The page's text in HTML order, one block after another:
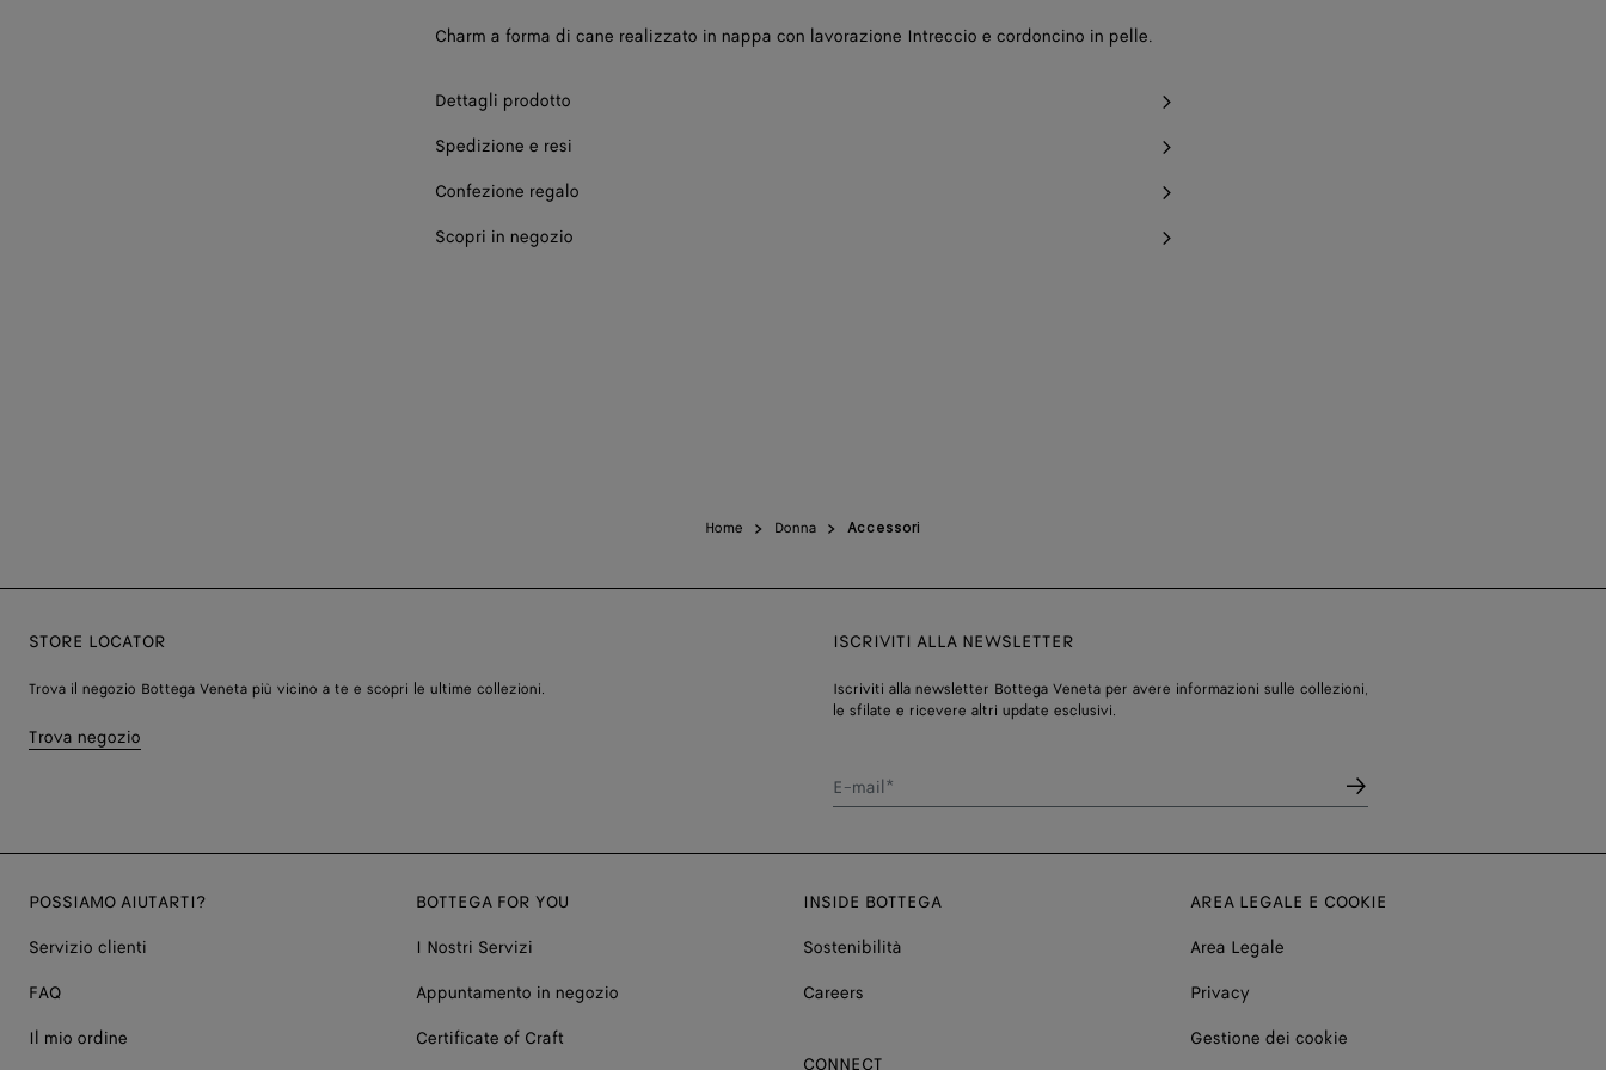
Charm a forma di cane realizzato in nappa con lavorazione Intreccio e cordoncino in pelle.
Dettagli prodotto
Spedizione e resi
Confezione regalo
Scopri in negozio
Home Donna Accessori
STORE LOCATOR
Trova il negozio Bottega Veneta più vicino a te e scopri le ultime collezioni.
Trova negozio
ISCRIVITI ALLA NEWSLETTER
Iscriviti alla newsletter Bottega Veneta per avere informazioni sulle collezioni,
le sfilate e ricevere altri update esclusivi.
E-mail*
POSSIAMO AIUTARTI?
Servizio clienti
FAQ
Il mio ordine
BOTTEGA FOR YOU
I Nostri Servizi
Appuntamento in negozio
Certificate of Craft
INSIDE BOTTEGA
Sostenibilità
Careers
CONNECT
AREA LEGALE E COOKIE
Area Legale
Privacy
Gestione dei cookie